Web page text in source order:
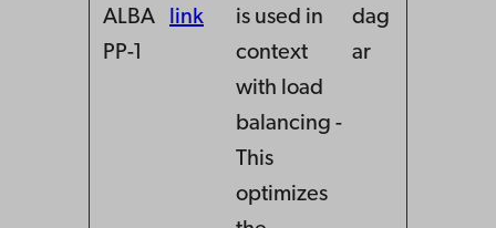
ALBA
PP-1
link
is used in
context
with load
balancing -
This
optimizes
dag
ar